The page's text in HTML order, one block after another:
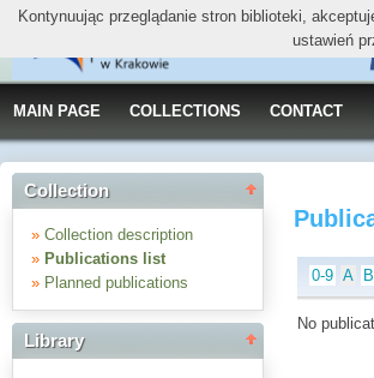
MAIN PAGE COLLECTIONS CONTACT
Collection
» Collection description
» Publications list
» Planned publications
Library
0-9 A B
No
Kontynuując przeglądanie stron biblioteki,
ustawień